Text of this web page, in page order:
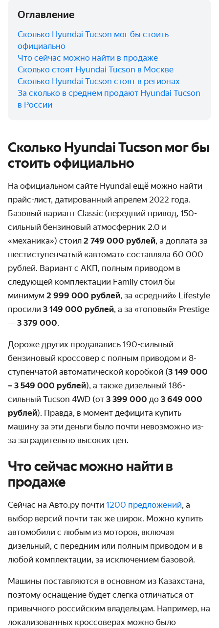
Оглавление
Сколько Hyundai Tucson мог бы стоить
официально
Что сейчас можно найти в продаже
Сколько стоят Hyundai Tucson в Москве
Сколько Hyundai Tucson стоят в регионах
За сколько в среднем продают Hyundai Tucson
в России
Сколько Hyundai Tucson мог бы
стоить официально
На официальном сайте Hyundai ещё можно найти
прайс-лист, датированный апрелем 2022 года.
Базовый вариант Classic (передний привод, 150-
сильный бензиновый атмосферник 2.0 и
«механика») стоил 2 749 000 рублей, а доплата за
шестиступенчатый «автомат» составляла 60 000
рублей. Вариант с АКП, полным приводом в
следующей комплектации Family стоил бы
минимум 2 999 000 рублей, за «средний» Lifestyle
просили 3 149 000 рублей, а за «топовый» Prestige
— 3 379 000.
Дороже других продавались 190-сильный
бензиновый кроссовер с полным приводом и 8-
ступенчатой автоматической коробкой (3 149 000
– 3 549 000 рублей), а также дизельный 186-
сильный Tucson 4WD (от 3 399 000 до 3 649 000
рублей). Правда, в момент дефицита купить
машину за эти деньги было почти невозможно из-
за заградительно высоких цен.
Что сейчас можно найти в
продаже
Сейчас на Авто.ру почти 1200 предложений, а
выбор версий почти так же широк. Можно купить
автомобили с любым из моторов, включая
дизельный, с передним или полным приводом и в
любой комплектации, за исключением базовой.
Машины поставляются в основном из Казахстана,
поэтому оснащение будет слегка отличаться от
привычного российским владельцам. Например, на
локализованных кроссоверах можно было